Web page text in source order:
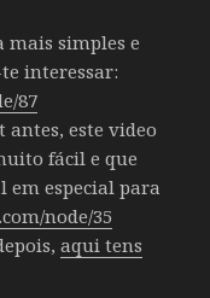
mais simples e
interessar:
87
este video
fácil e que
em especial para
node/35
aqui tens